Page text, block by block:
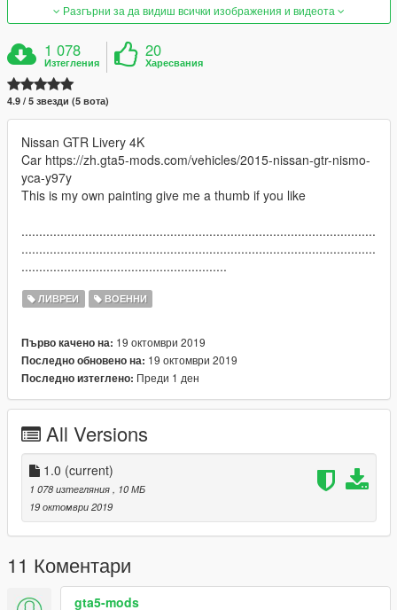
Разгърни за да видиш всички изображения и видеота
1 078
Изтегления
20
Харесвания
4.9 / 5 звезди (5 вота)
Nissan GTR Livery 4K
Car https://zh.gta5-mods.com/vehicles/2015-nissan-gtr-nismo-
yca-y97y
This is my own painting give me a thumb if you like
....................................................................................................
....................................................................................................
..........................................................
ЛИВРЕИ ВОЕННИ
Първо качено на: 19 октомври 2019
Последно обновено на: 19 октомври 2019
Последно изтеглено: Преди 1 ден
All Versions
1.0 (current)
1 078 изтегляния, 10 МБ
19 октомври 2019
11 Коментари
gta5-mods